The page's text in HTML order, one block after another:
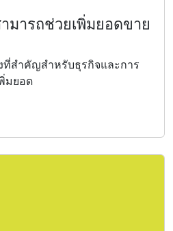
มารถช่วยเพิ่มยอดขาย
ที่สำคัญสำหรับธุรกิจและการ
มยอด